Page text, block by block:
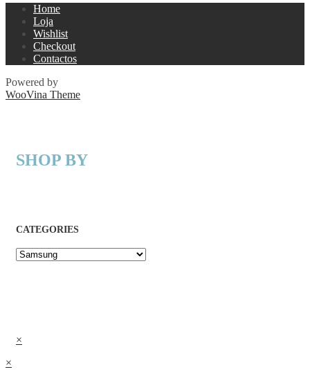
Home
Loja
Wishlist
Checkout
Contactos
Powered by
WooVina Theme
SHOP BY
CATEGORIES
×
×